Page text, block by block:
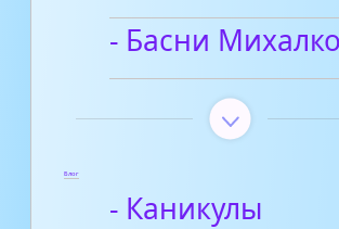
- Басни
Блог
- Каникулы